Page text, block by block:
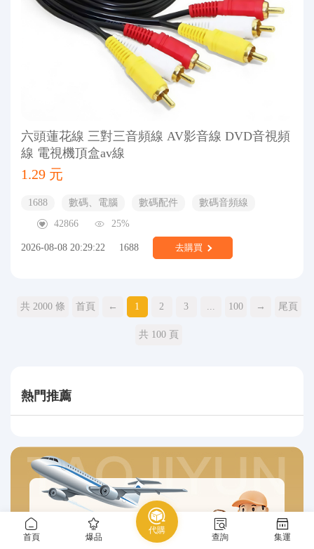
首頁 爆品
代購
查詢 集運
六頭蓮花線 三對三音頻線 AV影音線 DVD音視頻
線 電視機頂盒av線
1.29 元
1688 數碼、電腦 數碼配件
數碼音頻線
42866
25%
2026-08-08 20:29:22 1688 去購買
共 2000 條 首頁 ← 1 2 3 ... 100 → 尾頁
共 100 頁
熱門推薦